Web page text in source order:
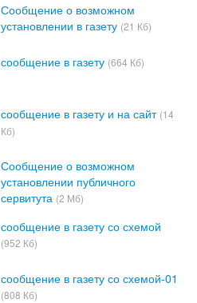
Сообщение о возможном
установлении в газету (21 Кб)
сообщение в газету (664 Кб)
сообщение в газету и на сайт (14
Кб)
Сообщение о возможном
установлении публичного
сервитута (2 Мб)
сообщение в газету со схемой
(952 Кб)
сообщение в газету со схемой-01
(808 Кб)